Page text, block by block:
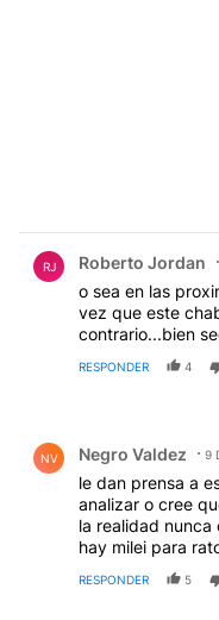
RJ Roberto Jordan
o sea en las
vez que este
contrario...bien
RESPONDER 4
NV Negro Valdez 9
le dan prensa a
analizar o cree
la realidad nunca
hay milei para
RESPONDER 5